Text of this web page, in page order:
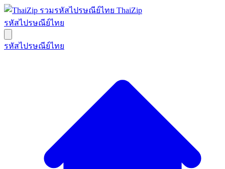
ThaiZip
รหัสไปรษณีย์ไทย
รหัสไปรษณีย์ไทย